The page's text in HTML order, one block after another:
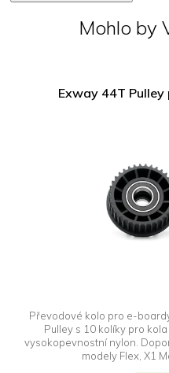
Mohlo by
Exway 44T
Převodové kolo pro e-
Pulley s 10 kolíky pro
vysokopevnostní nylon.
modely Flex, X1